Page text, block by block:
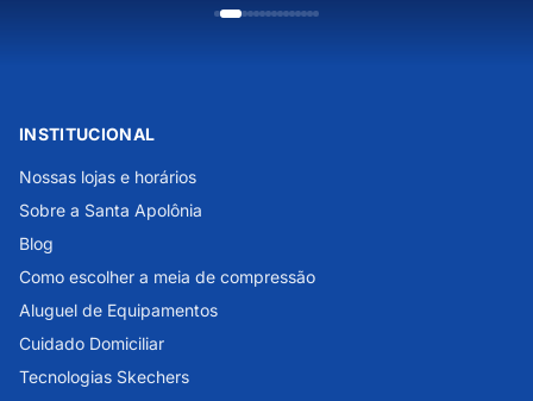
INSTITUCIONAL
Nossas lojas e horários
Sobre a Santa Apolônia
Blog
Como escolher a meia de compressão
Aluguel de Equipamentos
Cuidado Domiciliar
Tecnologias Skechers